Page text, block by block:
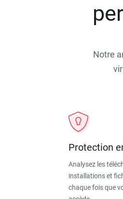
Notre
Protection
Analysez les
installations et
chaque fois que